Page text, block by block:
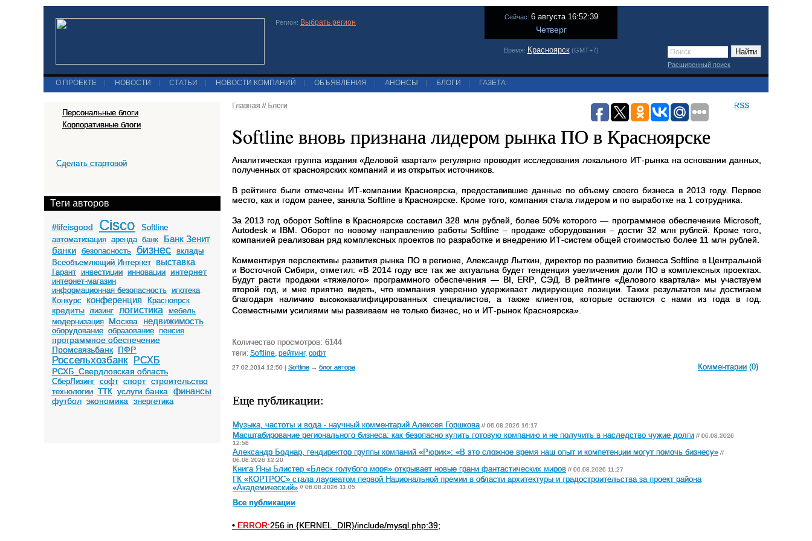
Регион: Выбрать регион
Сейчас: 6 августа 16:52:39
Четверг
Время: Красноярск(GMT+7)
Расширенный поиск
О ПРОЕКТЕ НОВОСТИ СТАТЬИ НОВОСТИ КОМПАНИЙ ОБЪЯВЛЕНИЯ АНОНСЫ БЛОГИ ГАЗЕТА
Персональные блоги
Корпоративные блоги
Сделать стартовой
Теги авторов
#lifeisgood Cisco
Softline
автоматизация аренда банк
Банк Зенит
банки безопасность бизнес
вклады
Всеобъемлющий Интернет
выставка
Гарант инвестиции инновации интернет
интернет-магазин
информационная безопасность ипотека
Конкурс
конференция Красноярск
кредиты лизинг логистика
мебель
модернизация
Москва недвижимость
оборудование образование пенсия
программное обеспечение
Промсвязьбанк ПФР
Россельхозбанк РСХБ
РСХБ_Свердловская область
СберЛизинг софт спорт строительство
технологии ТТК услуги банка финансы
футбол экономика энергетика
Главная // Блоги RSS
Softline вновь признана лидером рынка ПО в Красноярске
Аналитическая группа издания «Деловой квартал» регулярно проводит исследования локального ИТ-рынка на основании данных,
полученных от красноярских компаний и из открытых источников.
В рейтинге были отмечены ИТ-компании Красноярска, предоставившие данные по объему своего бизнеса в 2013 году. Первое
место, как и годом ранее, заняла Softline в Красноярске. Кроме того, компания стала лидером и по выработке на 1 сотрудника.
За 2013 год оборот Softline в Красноярске составил 328 млн рублей, более 50% которого — программное обеспечение Microsoft
Autodesk и IBM . Оборот по новому направлению работы Softline – продаже оборудования – достиг 32 млн рублей. Кроме того,
компанией реализован ряд комплексных проектов по разработке и внедрению ИТ-систем общей стоимостью более 11 млн рублей.
Комментируя перспективы развития рынка ПО в регионе, Александр Лыткин, директор по развитию бизнесаSoftline в Центральной
и Восточной Сибири, отметил: «В 2014 году все так же актуальна будет тенденция увеличения доли ПО в комплексных проектах.
Будут расти продажи «тяжелого» программного обеспечения — BI, ERP ,CЭД. В рейтинге «Делового квартала» мы участвуем
второй год, и мне приятно видеть, что компания уверенно удерживает лидирующие позиции. Таких результатов мы достигаем
благодаря наличию высококвалифицированных специалистов, а также клиентов, которые остаются с нами из года в год.
Совместными усилиями мы развиваем не только бизнес, но и ИТ-рынок Красноярска».
Количество просмотров: 6144
теги: Softline рейтинг, софт
27.02.2014 12:50 | Softline → блог автора Комментарии (0)
Еще публикации:
Музыка, частоты и вода - научный комментарий Алексея Горшкова// 06.08.2026 16:17
Масштабирование регионального бизнеса: как безопасно купить готовую компанию и не получить в наследство чужие долги // 06.08.2026
12:58
Александр Боднар, гендиректор группы компаний «Рюрик»: «В это сложное время наш опыт и компетенции могут помочь бизнесу» //
06.08.2026 12:20
Книга Яны Блистер «Блеск голубого моря» открывает новые грани фантастических миров // 06.08.2026 11:27
ГК «КОРТРОС» стала лауреатом первой Национальной премии в области архитектуры и градостроительства за проект района
«Академический» // 06.08.2026 11:05
Все публикации
• ERROR:256 in {KERNEL_DIR}/include/mysql.php:39;